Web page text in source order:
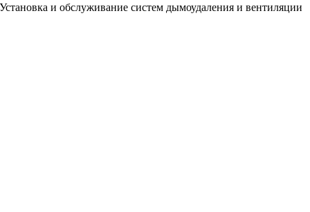
Установка и обслуживание систем дымоудаления и вентиляции